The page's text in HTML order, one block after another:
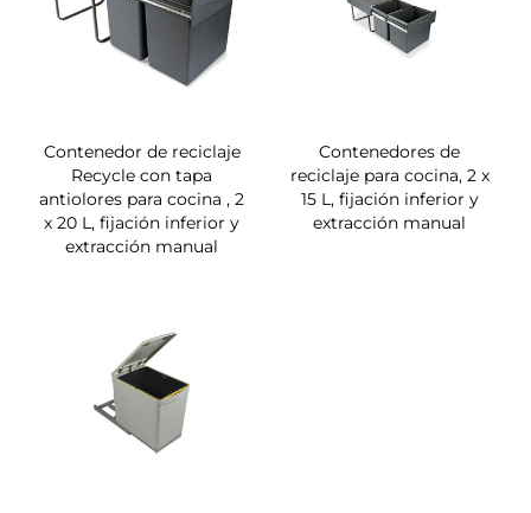
Contenedor de reciclaje
Recycle con tapa
antiolores para cocina , 2
x 20 L, fijación inferior y
extracción manual
Contenedores de
reciclaje para cocina, 2 x
15 L, fijación inferior y
extracción manual